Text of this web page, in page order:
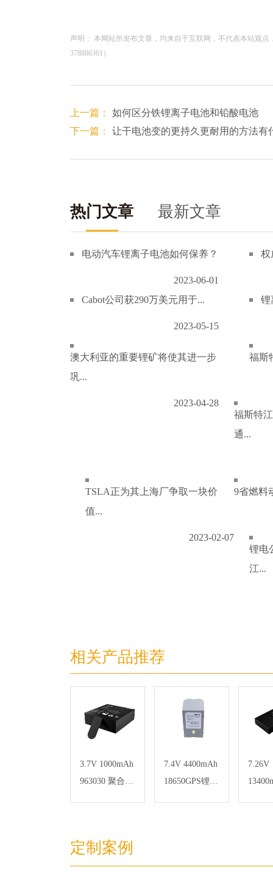
声明： 本网站所发布文章，均来自于互联网，不代表本站观
378886361）
上一篇：
如何区分铁锂离子电池和铅酸电池
下一篇：
让干电池变的更持久更耐用的方法有
热门文章 最新文章
电动汽车锂离子电池如何保养？
2023-06-01
权
Cabot公司获290万美元用于...
2023-05-15
锂
澳大利亚的重要锂矿将使其进一步
巩...
2023-04-28
福斯
福斯特
通...
TSLA正为其上海厂争取一块价
值...
2023-02-07
9省燃料
锂电
江...
相关产品推荐
3.7V 1000mAh
963030 聚合物
7.4V 4400mAh
18650GPS锂电
7.26V
定制案例